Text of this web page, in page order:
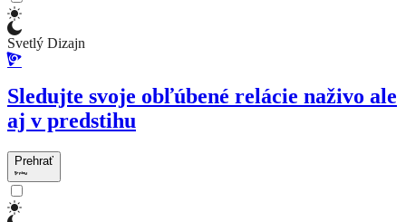
Svetlý Dizajn
Sledujte svoje obľúbené relácie naživo ale
aj v predstihu
Prehrať